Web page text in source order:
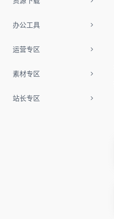
办公工具
运营专区
素材专区
站长专区